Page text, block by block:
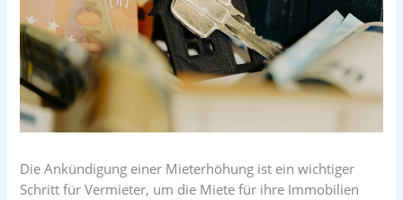
Die Ankündigung einer Mieterhöhung ist ein wichtiger
Schritt für Vermieter, um die Miete für ihre Immobilien